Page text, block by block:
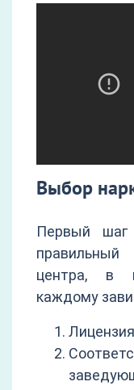
Выбор
Первый
правильный
центра, в
каждому